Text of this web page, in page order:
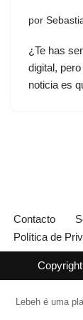
por
¿Te has
digital,
noticia es
Contacto
Política de
Lebeh é uma